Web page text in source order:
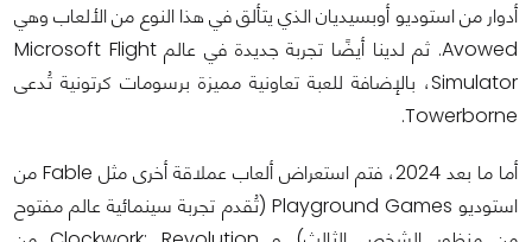
أدوار من استوديو أوبسيديان الذي يتألق في هذا النوع من الألعاب وهي
Avowed. ثم لدينا أيضًا تجربة جديدة في عالم Microsoft Flight
Simulator، بالإضافة للعبة تعاونية مميزة برسومات كرتونية تُدعى
Towerborne.
أما ما بعد 2024، فتم استعراض ألعاب عملاقة أخرى مثل Fable من
استوديو Playground Games (تُقدم تجربة سينمائية عالم مفتوح